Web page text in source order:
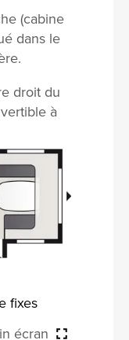
(cabine
dans le
droit du
à
fixes
écran